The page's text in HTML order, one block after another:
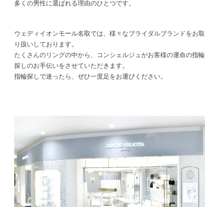
多くの男性に選ばれる理由のひとつです。
ウェディイオンモール名取では、様々なブライダルブランドをお取
り扱いしております。
たくさんのリングの中から、コンシェルジュがお客様の運命の指輪
探しのお手伝いをさせていただきます。
指輪探しで迷ったら、ぜひ一度足をお運びください。